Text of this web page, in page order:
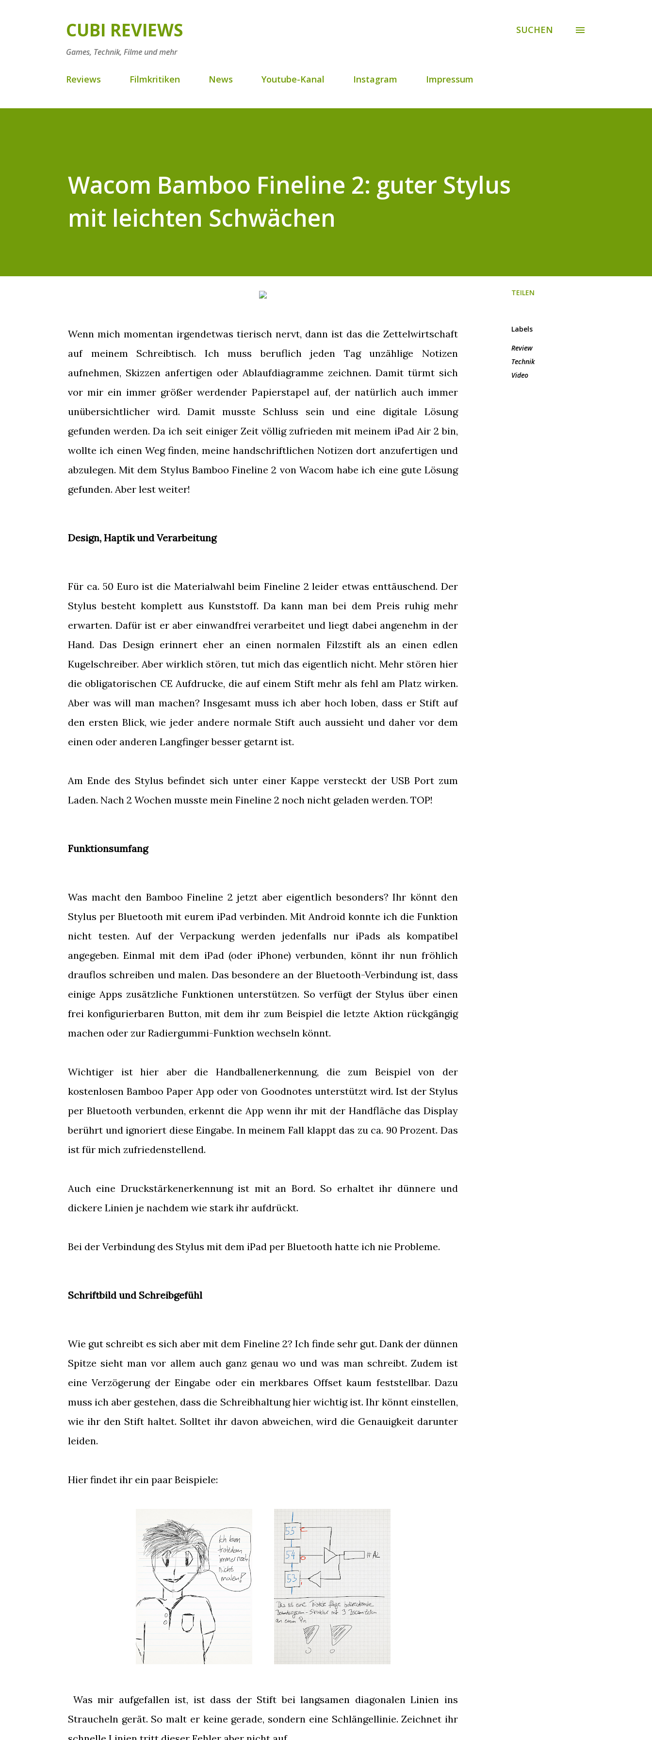
CUBI REVIEWS
Games, Technik, Filme und mehr
SUCHEN
Reviews Filmkritiken News Youtube-Kanal Instagram Impressum
Wacom Bamboo Fineline 2: guter Stylus
mit leichten Schwächen
Wenn mich momentan irgendetwas tierisch nervt, dann ist das die Zettelwirtschaft
auf meinem Schreibtisch. Ich muss beruflich jeden Tag unzählige Notizen
aufnehmen, Skizzen anfertigen oder Ablaufdiagramme zeichnen. Damit türmt sich
vor mir ein immer größer werdender Papierstapel auf, der natürlich auch immer
unübersichtlicher wird. Damit musste Schluss sein und eine digitale Lösung
gefunden werden. Da ich seit einiger Zeit völlig zufrieden mit meinem iPad Air 2 bin,
wollte ich einen Weg finden, meine handschriftlichen Notizen dort anzufertigen und
abzulegen. Mit dem Stylus Bamboo Fineline 2 von Wacom habe ich eine gute Lösung
gefunden. Aber lest weiter!
Design, Haptik und Verarbeitung
Für ca. 50 Euro ist die Materialwahl beim Fineline 2 leider etwas enttäuschend. Der
Stylus besteht komplett aus Kunststoff. Da kann man bei dem Preis ruhig mehr
erwarten. Dafür ist er aber einwandfrei verarbeitet und liegt dabei angenehm in der
Hand. Das Design erinnert eher an einen normalen Filzstift als an einen edlen
Kugelschreiber. Aber wirklich stören, tut mich das eigentlich nicht. Mehr stören hier
die obligatorischen CE Aufdrucke, die auf einem Stift mehr als fehl am Platz wirken.
Aber was will man machen? Insgesamt muss ich aber hoch loben, dass er Stift auf
den ersten Blick, wie jeder andere normale Stift auch aussieht und daher vor dem
einen oder anderen Langfinger besser getarnt ist.
Am Ende des Stylus befindet sich unter einer Kappe versteckt der USB Port zum
Laden. Nach 2 Wochen musste mein Fineline 2 noch nicht geladen werden. TOP!
Funktionsumfang
Was macht den Bamboo Fineline 2 jetzt aber eigentlich besonders? Ihr könnt den
Stylus per Bluetooth mit eurem iPad verbinden. Mit Android konnte ich die Funktion
nicht testen. Auf der Verpackung werden jedenfalls nur iPads als kompatibel
angegeben. Einmal mit dem iPad (oder iPhone) verbunden, könnt ihr nun fröhlich
drauflos schreiben und malen. Das besondere an der Bluetooth-Verbindung ist, dass
einige Apps zusätzliche Funktionen unterstützen. So verfügt der Stylus über einen
frei konfigurierbaren Button, mit dem ihr zum Beispiel die letzte Aktion rückgängig
machen oder zur Radiergummi-Funktion wechseln könnt.
Wichtiger ist hier aber die Handballenerkennung, die zum Beispiel von der
kostenlosen Bamboo Paper App oder von Goodnotes unterstützt wird. Ist der Stylus
per Bluetooth verbunden, erkennt die App wenn ihr mit der Handfläche das Display
berührt und ignoriert diese Eingabe. In meinem Fall klappt das zu ca. 90 Prozent. Das
ist für mich zufriedenstellend.
Auch eine Druckstärkenerkennung ist mit an Bord. So erhaltet ihr dünnere und
dickere Linien je nachdem wie stark ihr aufdrückt.
Bei der Verbindung des Stylus mit dem iPad per Bluetooth hatte ich nie Probleme.
Schriftbild und Schreibgefühl
Wie gut schreibt es sich aber mit dem Fineline 2? Ich finde sehr gut. Dank der dünnen
Spitze sieht man vor allem auch ganz genau wo und was man schreibt. Zudem ist
eine Verzögerung der Eingabe oder ein merkbares Offset kaum feststellbar. Dazu
muss ich aber gestehen, dass die Schreibhaltung hier wichtig ist. Ihr könnt einstellen,
wie ihr den Stift haltet. Solltet ihr davon abweichen, wird die Genauigkeit darunter
leiden.
Hier findet ihr ein paar Beispiele:
Was mir aufgefallen ist, ist dass der Stift bei langsamen diagonalen Linien ins
Straucheln gerät. So malt er keine gerade, sondern eine Schlängellinie. Zeichnet ihr
TEILEN
Labels
Review
Technik
Video